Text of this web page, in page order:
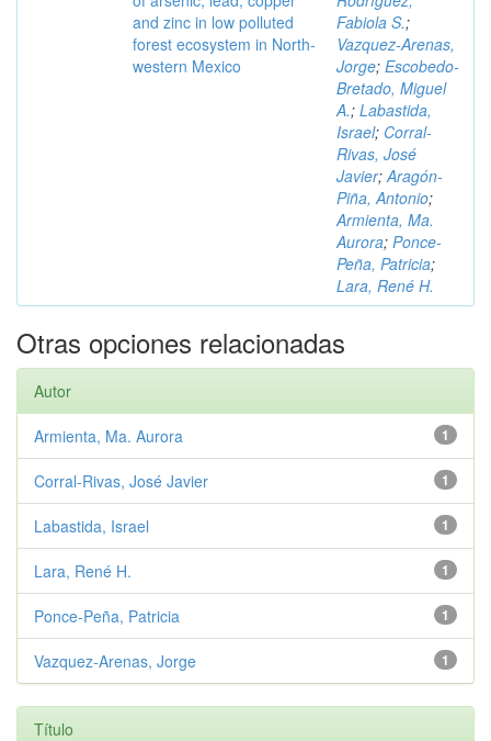
and zinc in low polluted
forest ecosystem in North-
western Mexico
Fabiola S.;
Vazquez-Arenas,
Jorge; Escobedo-
Bretado, Miguel
A.; Labastida,
Israel; Corral-
Rivas, José
Javier;Aragón-
Piña, Antonio;
Armienta, Ma.
Aurora; Ponce-
Peña, Patricia;
Lara, René H.
Otras opciones relacionadas
Autor
1
Armienta, Ma. Aurora
1
Corral-Rivas, José Javier
1
Labastida, Israel
1
Lara, René H.
1
Ponce-Peña, Patricia
1
Vazquez-Arenas, Jorge
Título